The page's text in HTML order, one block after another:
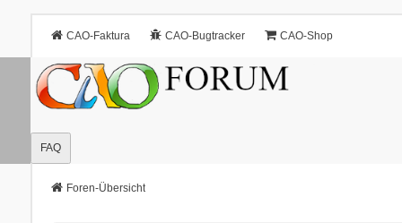
CAO-Faktura CAO-Bugtracker CAO-Shop
FAQ
Foren-Übersicht